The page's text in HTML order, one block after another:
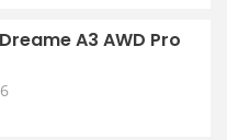
A3 AWD Pro